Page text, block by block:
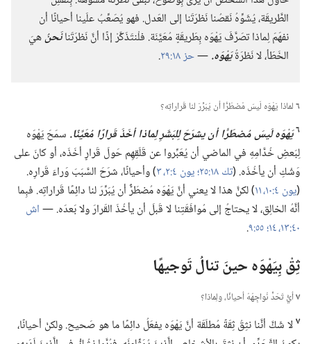
الطَّريقَة،‏ يُشَوِّهُ نَقصُنا نَظرَتَنا إلى العَدل.‏ فهو يُصَعِّبُ علَينا أحيانًا أن
نفهَمَ لِماذا تصَرَّفَ يَهْوَه بِطَريقَةٍ مُعَيَّنَة.‏ فلْنتَذَكَّرْ إذًا أنَّ نَظرَتَنانَحنُهيَ
الخَطَأ،‏ لا نَظرَةُيَهْوَه.‏—‏حز ١٨:‏٢٩ ‏.‏
٦لماذا يَهْوَه لَيسَ مُضطَرًّا أن يُبَرِّرَ لنا قَراراتِه؟‏
٦يَهْوَه لَيسَ مُضطَرًّا أن يشرَحَ لِلبَشَرِ لِماذا أخَذَ قَرارًا مُعَيَّنًا.‏ سمَحَ يَهْوَه
لِبَعضِ خُدَّامِهِ في الماضي أن يُعَبِّروا عن قَلَقِهِم حَولَ قَرارٍ أخَذَه،‏ أو كانَ على
وَشْكِ أن يأخُذَه.‏ (‏تك ١٨:‏٢٥؛‏ يون ٤:‏٢،‏ ٣
‏)‏ وأحيانًا،‏ شرَحَ السَّبَبَ وَراءَ قَرارِه.‏
(‏يون ٤:‏١٠،‏ ١١
‏)‏ لكنَّ هذا لا يعني أنَّ يَهْوَه مُضطَرٌّ أن يُبَرِّرَ لنا دائِمًا قَراراتِه.‏ فبِما
أنَّهُ الخالِق،‏ لا يحتاجُ إلى مُوافَقَتِنا لا قَبلَ أن يأخُذَ القَرارَ ولا بَعدَه.‏ —‏اش
٤٠:‏١٣،‏ ١٤؛‏
‏.‏
ثِقْ بِيَهْوَه حينَ تنالُ تَوجيهًا
٧أيُّ تَحَدٍّ نُواجِهُهُ أحيانًا،‏ ولِماذا؟‏
٧لا شَكَّ أنَّنا نثِقُ ثِقَةً مُطلَقَة أنَّ يَهْوَه يفعَلُ دائِمًا ما هو صَحيح.‏ ولكنْ أحيانًا،‏